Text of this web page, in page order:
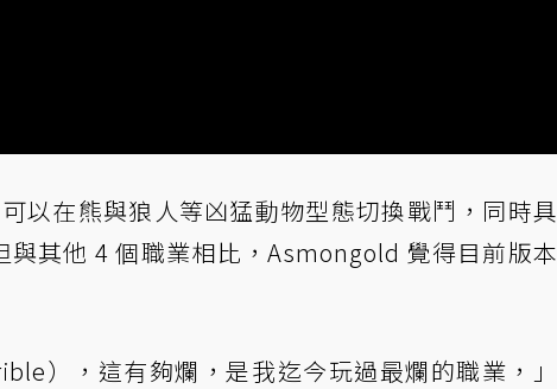
以在熊與狼人等凶猛動物型態切換戰鬥，同時具
其他 4 個職業相比，Asmongold 覺得目前版本
），這有夠爛，是我迄今玩過最爛的職業，」